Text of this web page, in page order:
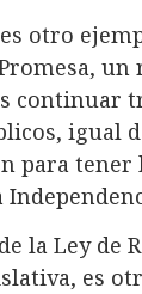
otro
continuar
igual
para
la Ley de
es